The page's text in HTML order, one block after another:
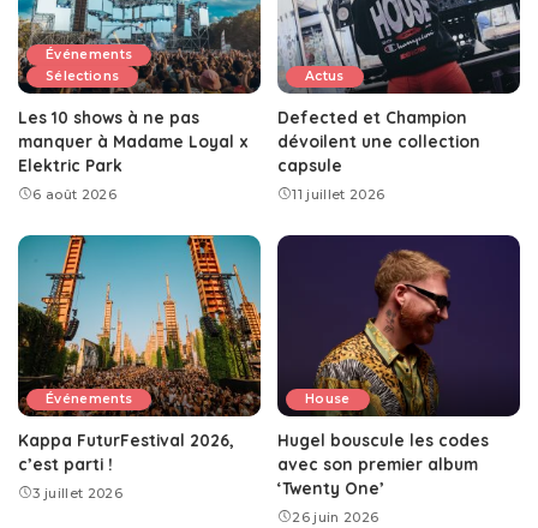
Événements
Sélections
Les 10 shows à ne pas
manquer à Madame Loyal x
Elektric Park
6 août 2026
Actus
Defected et Champion
dévoilent une collection
capsule
11 juillet 2026
Événements
Kappa FuturFestival 2026,
c’est parti !
3 juillet 2026
House
Hugel bouscule les codes
avec son premier album
‘Twenty One’
26 juin 2026